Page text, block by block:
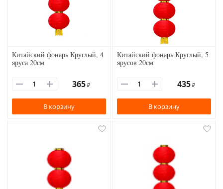
Китайский фонарь Круглый, 4
яруса 20см
365 ₽
В корзину
Китайский фонарь Круглый, 5
ярусов 20см
435 ₽
В корзину